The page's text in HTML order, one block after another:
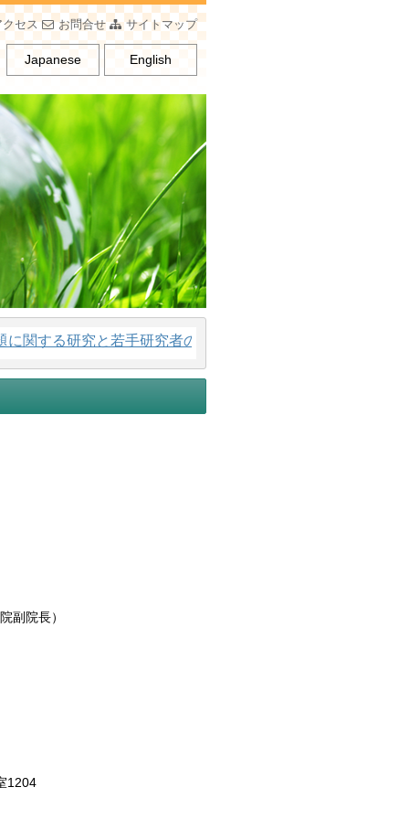
クセス お問合せ サイトマップ
English
Japanese
る研究と若手研究者の育成、男女平等意識の普及を行う
院長）
1204